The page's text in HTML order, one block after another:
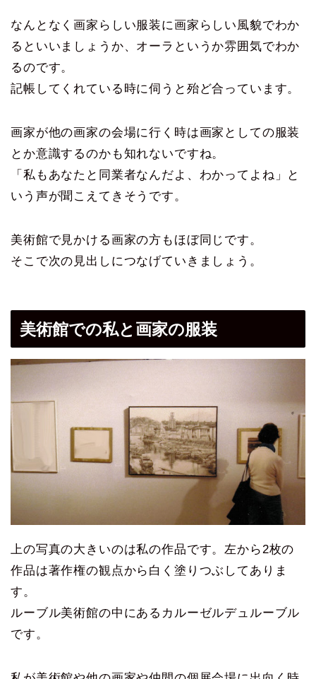
なんとなく画家らしい服装に画家らしい風貌でわか
るといいましょうか、オーラというか雰囲気でわか
るのです。
記帳してくれている時に伺うと殆ど合っています。
画家が他の画家の会場に行く時は画家としての服装
とか意識するのかも知れないですね。
「私もあなたと同業者なんだよ、わかってよね」と
いう声が聞こえてきそうです。
美術館で見かける画家の方もほぼ同じです。
そこで次の見出しにつなげていきましょう。
美術館での私と画家の服装
上の写真の大きいのは私の作品です。左から2枚の
作品は著作権の観点から白く塗りつぶしてありま
す。
ルーブル美術館の中にあるカルーゼルデュルーブル
です。